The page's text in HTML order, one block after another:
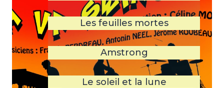
Les feuilles mortes
Amstrong
Le soleil et la lune